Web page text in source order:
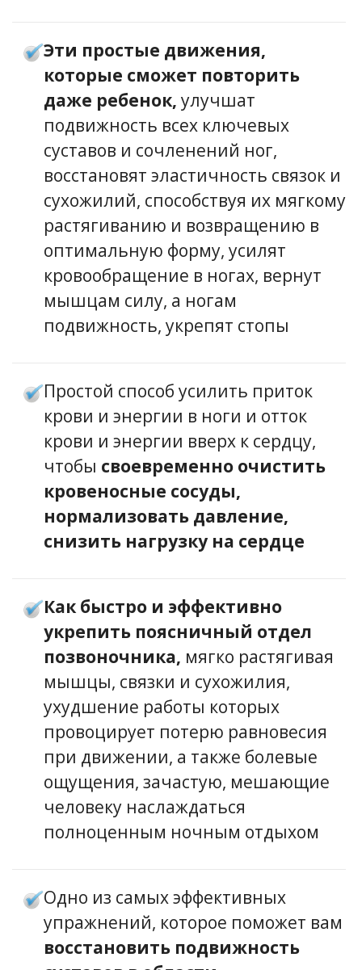
Эти простые движения,
которые сможет повторить
даже ребенок, улучшат
подвижность всех ключевых
суставов и сочленений ног,
восстановят эластичность связок и
сухожилий, способствуя их мягкому
растягиванию и возвращению в
оптимальную форму, усилят
кровообращение в ногах, вернут
мышцам силу, а ногам
подвижность, укрепят стопы
Простой способ усилить приток
крови и энергии в ноги и отток
крови и энергии вверх к сердцу,
чтобы своевременно очистить
кровеносные сосуды,
нормализовать давление,
снизить нагрузку на сердце
Как быстро и эффективно
укрепить поясничный отдел
позвоночника, мягко растягивая
мышцы, связки и сухожилия,
ухудшение работы которых
провоцирует потерю равновесия
при движении, а также болевые
ощущения, зачастую, мешающие
человеку наслаждаться
полноценным ночным отдыхом
Одно из самых эффективных
упражнений, которое поможет вам
восстановить подвижность